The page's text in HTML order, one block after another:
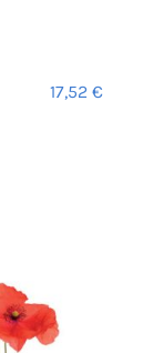
17,52€